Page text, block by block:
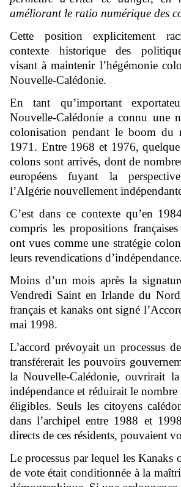
améliorant le ratio numérique des
Cette position explicitement
contexte historique des
visant à maintenir l’hégémonie
Nouvelle-Calédonie.
En tant qu’important
Nouvelle-Calédonie a connu une
colonisation pendant le boom du
1971. Entre 1968 et 1976,
colons sont arrivés, dont de
européens fuyant la
l’Algérie nouvellement
C’est dans ce contexte qu’en
compris les propositions
ont vues comme une stratégie
leurs revendications d’indépendance.
Moins d’un mois après la
Vendredi Saint en Irlande du
français et kanaks ont signé
mai 1998.
L’accord prévoyait un processus
transférerait les pouvoirs
la Nouvelle-Calédonie, ouvrirait
indépendance et réduirait le nombre
éligibles. Seuls les citoyens
dans l’archipel entre 1988 et
directs de ces résidents, pouvaient
Le processus par lequel les Kanaks
de vote était conditionnée à la